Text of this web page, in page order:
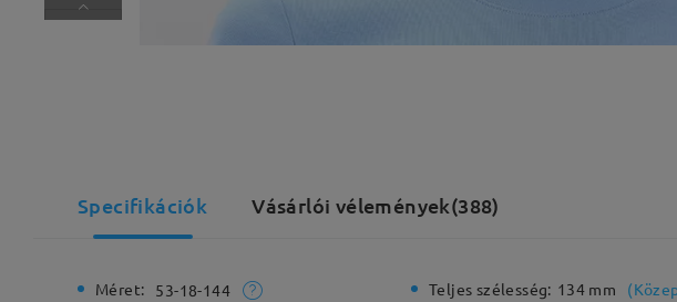
Specifikációk Vásárlói vélemények(388)
Méret: 53-18-144 Teljes szélesség: 134 mm (